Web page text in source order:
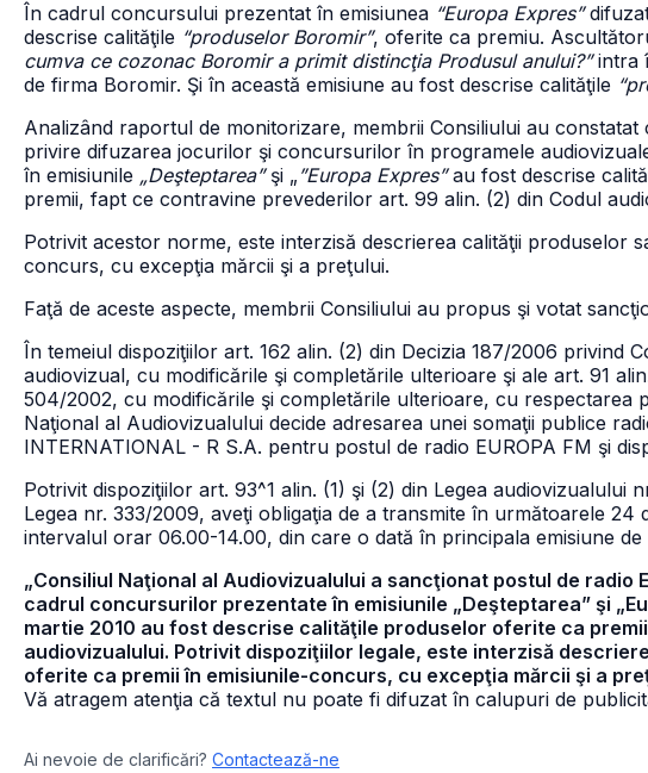
În cadrul concursului prezentat în emisiunea “Europa Expres”
descrise calităţile “produselor Boromir”, oferite ca premiu.
cumva ce cozonac Boromir a primit distincţia Produsul anului?”intra
de firma Boromir. Şi în această emisiune au fost descrise calităţile
Analizând raportul de monitorizare, membrii Consiliului au
privire difuzarea jocurilor şi concursurilor în programele
în emisiunile „Deşteptarea”şi „ ”Europa Expres”au fost descrise
premii, fapt ce contravine prevederilor art. 99 alin. (2) din Codul
Potrivit acestor norme, este interzisă descrierea calităţii produselor
concurs, cu excepţia mărcii şi a preţului.
Faţă de aceste aspecte, membrii Consiliului au propus şi votat
În temeiul dispoziţiilor art. 162 alin. (2) din Decizia 187/2006 privind
audiovizual, cu modificările şi completările ulterioare şi ale art. 91
504/2002, cu modificările şi completările ulterioare, cu respectarea
Naţional al Audiovizualului decide adresarea unei somaţii publice
INTERNATIONAL - R S.A. pentru postul de radio EUROPA FM şi
Potrivit dispoziţiilor art. 93^1 alin. (1) şi (2) din Legea
Legea nr. 333/2009, aveţi obligaţia de a transmite în următoarele
intervalul orar 06.00-14.00, din care o dată în principala emisiune
„Consiliul Naţional al Audiovizualului a sancţionat postul de radio
cadrul concursurilor prezentate în emisiunile „Deşteptarea” şi
martie 2010 au fost descrise calităţile produselor oferite ca
audiovizualului. Potrivit dispoziţiilor legale, este interzisă
oferite ca premii în emisiunile-concurs, cu excepţia mărcii şi a
Vă atragem atenţia că textul nu poate fi difuzat în calupuri de
Ai nevoie de clarificări? Contactează-ne